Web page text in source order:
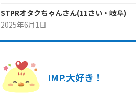
STPRオタクちゃんさん(11さい・ 岐阜)
2025年6月1日
IMP.大好き！